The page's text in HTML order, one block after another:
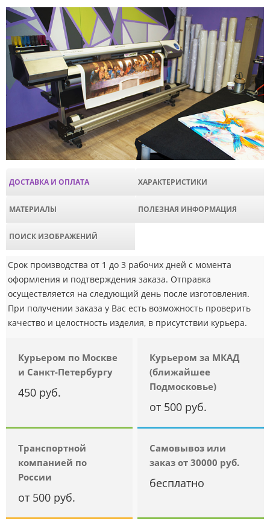
ДОСТАВКА И ОПЛАТА ХАРАКТЕРИСТИКИ
МАТЕРИАЛЫ ПОЛЕЗНАЯ ИНФОРМАЦИЯ
ПОИСК ИЗОБРАЖЕНИЙ
Срок производства от 1 до 3 рабочих дней с момента
оформления и подтверждения заказа. Отправка
осуществляется на следующий день после изготовления.
При получении заказа у Вас есть возможность проверить
качество и целостность изделия, в присутствии курьера.
Курьером по Москве
и Санкт-Петербургу
450 руб.
Курьером за МКАД
(ближайшее
Подмосковье)
от 500 руб.
Транспортной
компанией по
России
от 500 руб.
Самовывоз или
заказ от 30000 руб.
бесплатно